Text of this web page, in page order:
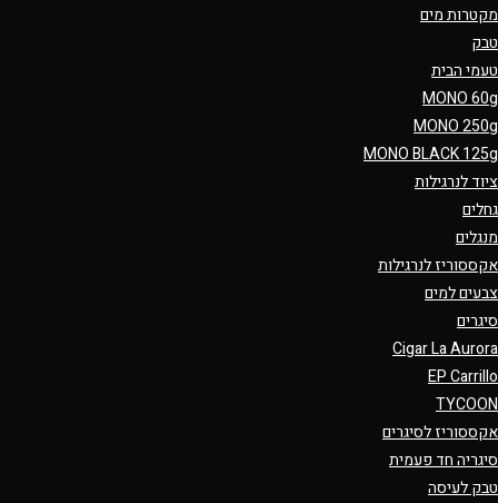
מקטרות מים
טבק
טעמי הבית
MONO 60g
MONO 250g
MONO BLACK 125g
ציוד לנרגילות
גחלים
מנגלים
אקססוריז לנרגילות
צבעים למים
סיגרים
Cigar La Aurora
EP Carrillo
TYCOON
אקססוריז לסיגרים
סיגריה חד פעמית
טבק לעיסה